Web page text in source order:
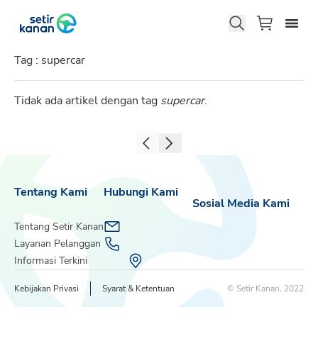
Tag : supercar
Tidak ada artikel dengan tag supercar.
Tentang Kami
Tentang Setir Kanan
Layanan Pelanggan
Informasi Terkini
Sosial Media Kami
Hubungi Kami
Kebijakan Privasi Syarat & Ketentuan © Setir Kanan, 2022